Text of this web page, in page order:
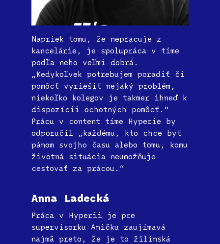
Napriek tomu, že nepracuje z
kancelárie, je spolupráca v tíme
podľa neho veľmi dobrá.
„Kedykoľvek potrebujem poradiť či
pomôcť vyriešiť nejaký problém,
niekoľko kolegov je takmer ihneď k
dispozícii ochotných pomôcť.“
Prácu v content tíme Hyperie by
odporučil „každému, kto chce byť
pánom svojho času alebo tomu, komu
životná situácia neumožňuje
cestovať za prácou.“
Anna Ladecká
Práca v Hyperii je pre
supervisorku Aničku zaujímavá
najmä preto, že je to žilinská